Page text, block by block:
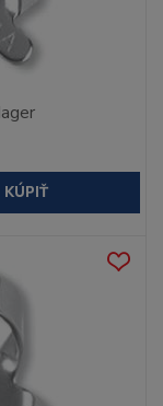
KÚPIŤ